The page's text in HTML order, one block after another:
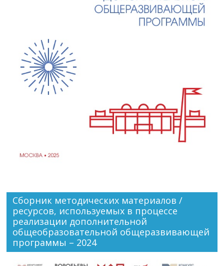
Сборник методических материалов /
ресурсов, используемых в процессе
реализации дополнительной
общеобразовательной общеразвивающей
программы – 2024